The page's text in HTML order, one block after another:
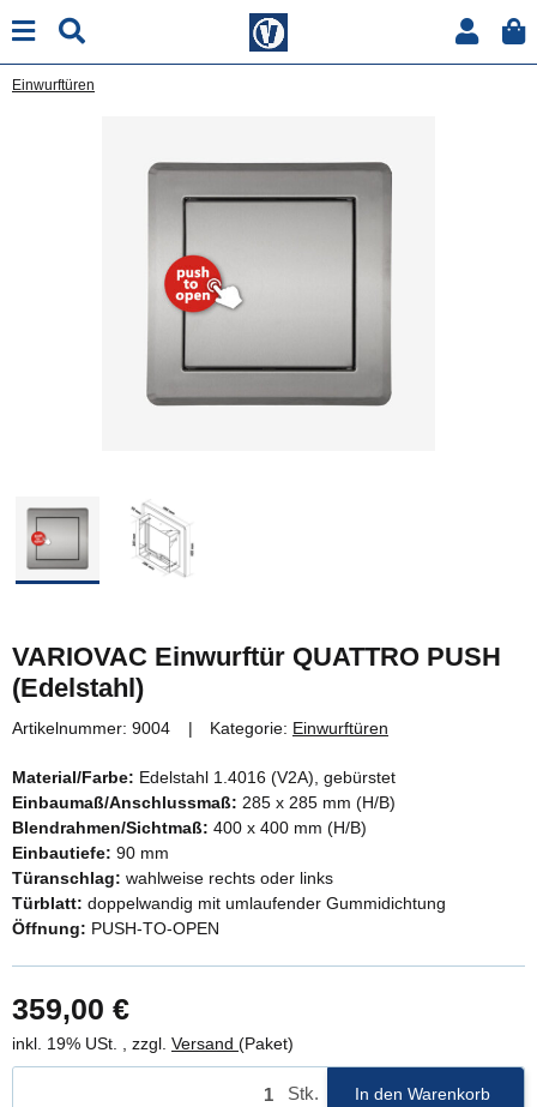
Einwurftüren
VARIOVAC Einwurftür QUATTRO PUSH
(Edelstahl)
Artikelnummer: 9004 Kategorie: Einwurftüren
Material/Farbe: Edelstahl 1.4016 (V2A), gebürstet
Einbaumaß/Anschlussmaß: 285 x 285 mm (H/B)
Blendrahmen/Sichtmaß: 400 x 400 mm (H/B)
Einbautiefe: 90 mm
Türanschlag: wahlweise rechts oder links
Türblatt: doppelwandig mit umlaufender Gummidichtung
Öffnung: PUSH-TO-OPEN
359,00 €
inkl. 19% USt. , zzgl. Versand (Paket)
Stk. In den Warenkorb